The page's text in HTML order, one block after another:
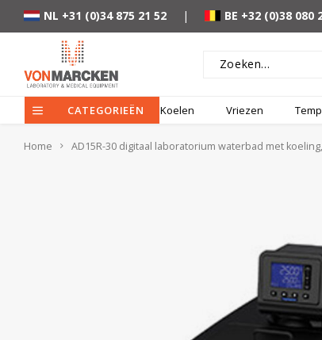
NL +31 (0)34 875 21 52 | BE +32 (0)38 080
CATEGORIEËN Koelen Vriezen
Home AD15R-30 digitaal laboratorium waterbad met